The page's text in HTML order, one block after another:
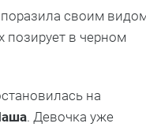
поразила своим
позирует в черном
на
. Девочка уже